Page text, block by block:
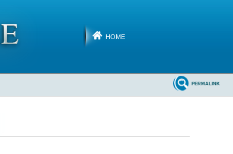
HOME
PERMALINK